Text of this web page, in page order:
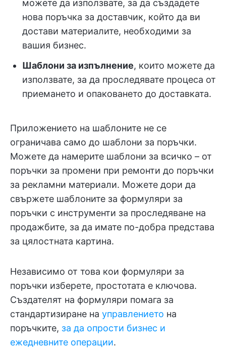
можете да използвате, за да създадете
нова поръчка за доставчик, който да ви
достави материалите, необходими за
вашия бизнес.
Шаблони за изпълнение, които можете да
използвате, за да проследявате процеса от
приемането и опаковането до доставката.
Приложението на шаблоните не се
ограничава само до шаблони за поръчки.
Можете да намерите шаблони за всичко – от
поръчки за промени при ремонти до поръчки
за рекламни материали. Можете дори да
свържете шаблоните за формуляри за
поръчки с инструменти за проследяване на
продажбите, за да имате по-добра представа
за цялостната картина.
Независимо от това кои формуляри за
поръчки изберете, простотата е ключова.
Създателят на формуляри помага за
стандартизиране на управлението на
поръчките, за да опрости бизнес и
ежедневните операции.